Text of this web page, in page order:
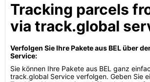
Tracking parcels
via track.global
Verfolgen Sie Ihre Pakete aus BEL über
Service:
Sie können Ihre Pakete aus BEL ganz
track.global Service verfolgen. Geben Sie